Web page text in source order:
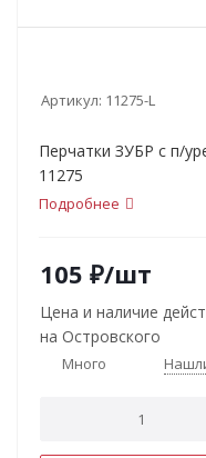
Артикул: 11275-L
Перчатки ЗУБР с п/
11275
Подробнее
105 ₽/шт
Цена и наличие
на Островского
Много